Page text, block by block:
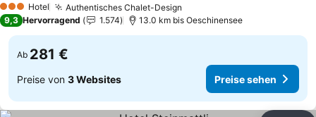
3 SterneHotel Authentisches Chalet-Design
9,3 Hervorragend 1.574 13.0 km bis Oeschinensee
Ab 281 €
Preise von 3 Websites Preise sehen